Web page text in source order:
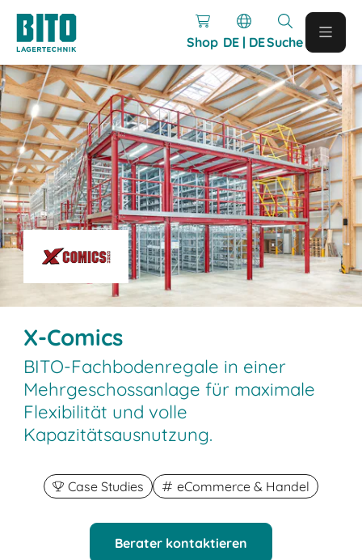
Shop DE | DESuche
X-Comics
BITO-Fachbodenregale in einer
Mehrgeschossanlage für maximale
Flexibilität und volle
Kapazitätsausnutzung.
Case Studies eCommerce & Handel
Berater kontaktieren